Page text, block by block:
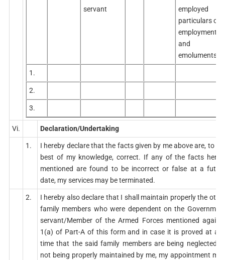
servant
employed
particulars of
employment
and
emoluments)
1.
2.
3.
Vi. Declaration/Undertaking
1.
I hereby declare that the facts given by me above are, to
best of my knowledge, correct. If any of the facts
mentioned are found to be incorrect or false at a
date, my services may be terminated.
2.
I hereby also declare that I shall maintain properly the
family members who were dependent on the
servant/Member of the Armed Forces mentioned
1(a) of Part-A of this form and in case it is proved at
time that the said family members are being neglected
not being properly maintained by me, my appointment